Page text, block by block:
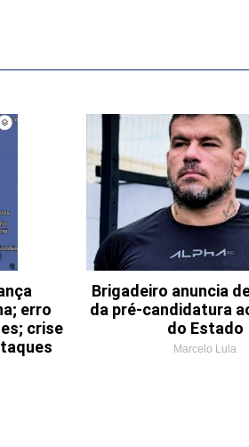
erro
crise
Brigadeiro anuncia
da pré-candidatura
do Estado
Marcelo Lula